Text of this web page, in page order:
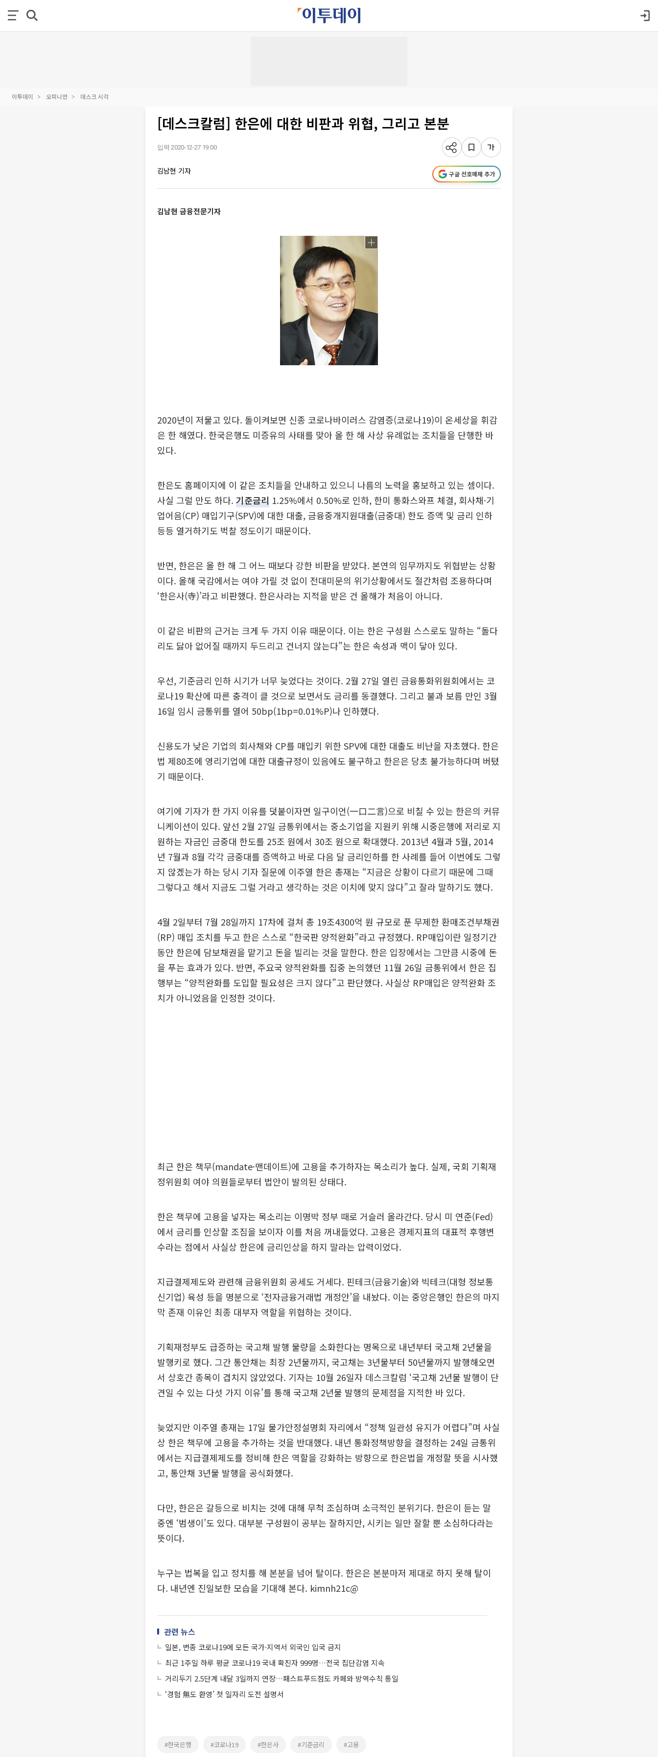
이투데이 오피니언 데스크 시각
[데스크칼럼] 한은에 대한 비판과 위협, 그리고 본분
입력 2020-12-27 19:00
김남현 기자 구글 선호매체 추가
김남현 금융전문기자
2020년이 저물고 있다. 돌이켜보면 신종 코로나바이러스 감염증(코로나19)이 온세상을 휘감
은 한 해였다. 한국은행도 미증유의 사태를 맞아 올 한 해 사상 유례없는 조치들을 단행한 바
있다.
한은도 홈페이지에 이 같은 조치들을 안내하고 있으니 나름의 노력을 홍보하고 있는 셈이다.
사실 그럴 만도 하다. 기준금리 1.25%에서 0.50%로 인하, 한미 통화스와프 체결, 회사채·기
업어음(CP) 매입기구(SPV)에 대한 대출, 금융중개지원대출(금중대) 한도 증액 및 금리 인하
등등 열거하기도 벅찰 정도이기 때문이다.
반면, 한은은 올 한 해 그 어느 때보다 강한 비판을 받았다. 본연의 임무까지도 위협받는 상황
이다. 올해 국감에서는 여야 가릴 것 없이 전대미문의 위기상황에서도 절간처럼 조용하다며
‘한은사(寺)’라고 비판했다. 한은사라는 지적을 받은 건 올해가 처음이 아니다.
이 같은 비판의 근거는 크게 두 가지 이유 때문이다. 이는 한은 구성원 스스로도 말하는 “돌다
리도 닳아 없어질 때까지 두드리고 건너지 않는다”는 한은 속성과 맥이 닿아 있다.
우선, 기준금리 인하 시기가 너무 늦었다는 것이다. 2월 27일 열린 금융통화위원회에서는 코
로나19 확산에 따른 충격이 클 것으로 보면서도 금리를 동결했다. 그리고 불과 보름 만인 3월
16일 임시 금통위를 열어 50bp(1bp=0.01%P)나 인하했다.
신용도가 낮은 기업의 회사채와 CP를 매입키 위한 SPV에 대한 대출도 비난을 자초했다. 한은
법 제80조에 영리기업에 대한 대출규정이 있음에도 불구하고 한은은 당초 불가능하다며 버텼
기 때문이다.
여기에 기자가 한 가지 이유를 덧붙이자면 일구이언(一口二言)으로 비칠 수 있는 한은의 커뮤
니케이션이 있다. 앞선 2월 27일 금통위에서는 중소기업을 지원키 위해 시중은행에 저리로 지
원하는 자금인 금중대 한도를 25조 원에서 30조 원으로 확대했다. 2013년 4월과 5월, 2014
년 7월과 8월 각각 금중대를 증액하고 바로 다음 달 금리인하를 한 사례를 들어 이번에도 그렇
지 않겠는가 하는 당시 기자 질문에 이주열 한은 총재는 “지금은 상황이 다르기 때문에 그때
그렇다고 해서 지금도 그럴 거라고 생각하는 것은 이치에 맞지 않다”고 잘라 말하기도 했다.
4월 2일부터 7월 28일까지 17차에 걸쳐 총 19조4300억 원 규모로 푼 무제한 환매조건부채권
(RP) 매입 조치를 두고 한은 스스로 “한국판 양적완화”라고 규정했다. RP매입이란 일정기간
동안 한은에 담보채권을 맡기고 돈을 빌리는 것을 말한다. 한은 입장에서는 그만큼 시중에 돈
을 푸는 효과가 있다. 반면, 주요국 양적완화를 집중 논의했던 11월 26일 금통위에서 한은 집
행부는 “양적완화를 도입할 필요성은 크지 않다”고 판단했다. 사실상 RP매입은 양적완화 조
치가 아니었음을 인정한 것이다.
최근 한은 책무(mandate·맨데이트)에 고용을 추가하자는 목소리가 높다. 실제, 국회 기획재
정위원회 여야 의원들로부터 법안이 발의된 상태다.
한은 책무에 고용을 넣자는 목소리는 이명박 정부 때로 거슬러 올라간다. 당시 미 연준(Fed)
에서 금리를 인상할 조짐을 보이자 이를 처음 꺼내들었다. 고용은 경제지표의 대표적 후행변
수라는 점에서 사실상 한은에 금리인상을 하지 말라는 압력이었다.
지급결제제도와 관련해 금융위원회 공세도 거세다. 핀테크(금융기술)와 빅테크(대형 정보통
신기업) 육성 등을 명분으로 ‘전자금융거래법 개정안’을 내놨다. 이는 중앙은행인 한은의 마지
막 존재 이유인 최종 대부자 역할을 위협하는 것이다.
기획재정부도 급증하는 국고채 발행 물량을 소화한다는 명목으로 내년부터 국고채 2년물을
발행키로 했다. 그간 통안채는 최장 2년물까지, 국고채는 3년물부터 50년물까지 발행해오면
서 상호간 종목이 겹치지 않았었다. 기자는 10월 26일자 데스크칼럼 ‘국고채 2년물 발행이 단
견일 수 있는 다섯 가지 이유’를 통해 국고채 2년물 발행의 문제점을 지적한 바 있다.
늦었지만 이주열 총재는 17일 물가안정설명회 자리에서 “정책 일관성 유지가 어렵다”며 사실
상 한은 책무에 고용을 추가하는 것을 반대했다. 내년 통화정책방향을 결정하는 24일 금통위
에서는 지급결제제도를 정비해 한은 역할을 강화하는 방향으로 한은법을 개정할 뜻을 시사했
고, 통안채 3년물 발행을 공식화했다.
다만, 한은은 갈등으로 비치는 것에 대해 무척 조심하며 소극적인 분위기다. 한은이 듣는 말
중엔 ‘범생이’도 있다. 대부분 구성원이 공부는 잘하지만, 시키는 일만 잘할 뿐 소심하다라는
뜻이다.
누구는 법복을 입고 정치를 해 본분을 넘어 탈이다. 한은은 본분마저 제대로 하지 못해 탈이
다. 내년엔 진일보한 모습을 기대해 본다. kimnh21c@
관련 뉴스
일본, 변종 코로나19에 모든 국가·지역서 외국인 입국 금지
최근 1주일 하루 평균 코로나19 국내 확진자 999명…전국 집단감염 지속
거리두기 2.5단계 내달 3일까지 연장…패스트푸드점도 카페와 방역수칙 통일
‘경험 無도 환영’ 첫 일자리 도전 설명서
#한국은행 #코로나19 #한은사 #기준금리 #고용